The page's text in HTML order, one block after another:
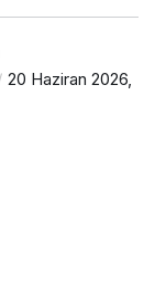
20 Haziran 2026,